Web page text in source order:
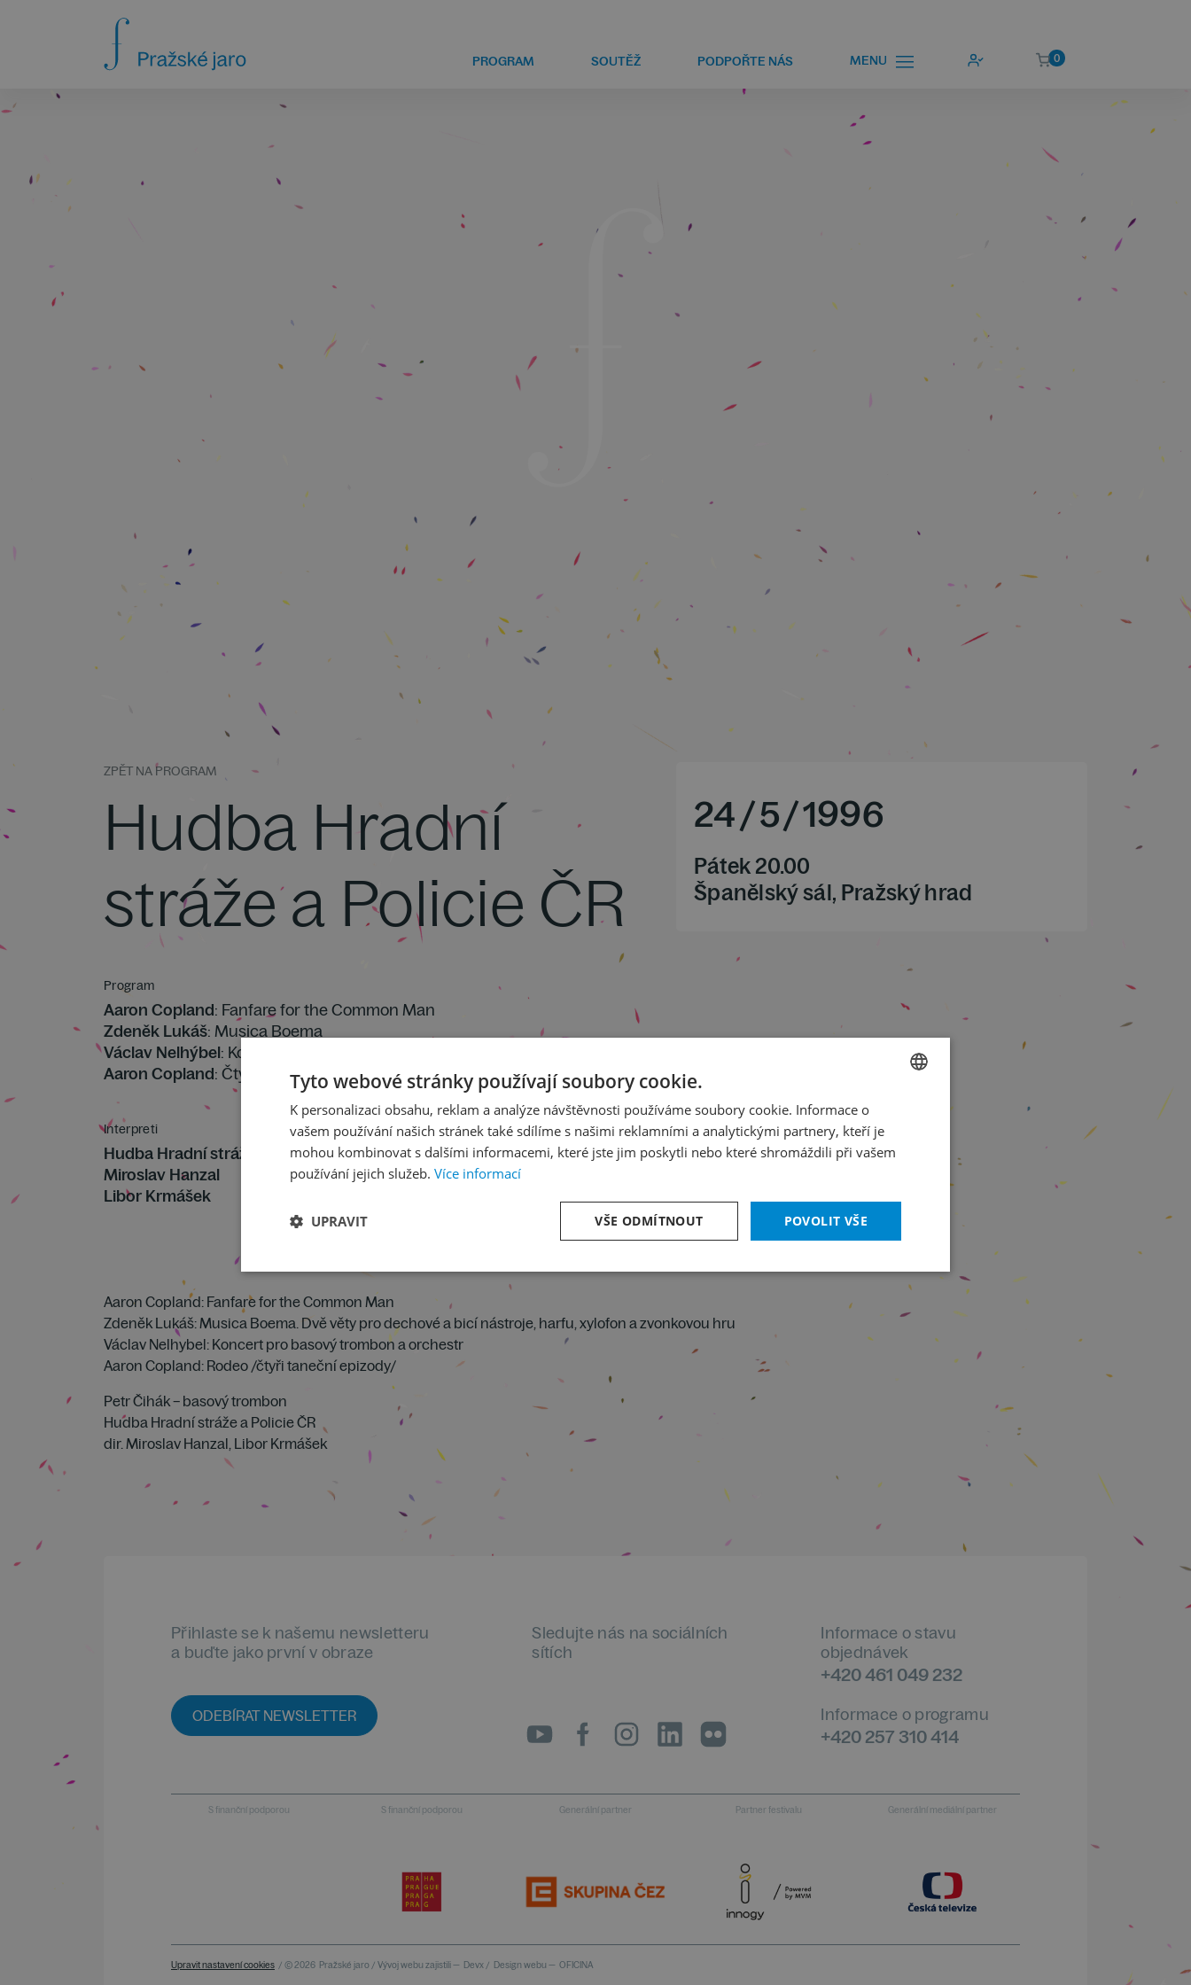
PROGRAM SOUTĚŽ PODPOŘTE NÁS MENU 0
ZPĚT NA PROGRAM
Hudba Hradní
stráže a Policie ČR
Program
Aaron Copland: Fanfare for the Common Man
Zdeněk Lukáš: Musica Boema
Václav Nelhýbel: Koncert pro basový trombon a orchestr
Aaron Copland: Čtyři taneční epizody z baletu Rodeo
Interpreti
Hudba Hradní stráže a Policie ČR– dechový
Miroslav Hanzal
Libor Krmášek
24/5/1996
Pátek 20.00
Španělský sál, Pražský hrad
Aaron Copland: Fanfare for the Common Man
Zdeněk Lukáš: Musica Boema. Dvě věty pro dechové a bicí nástroje, harfu, xylofon a zvonkovou hru
Václav Nelhybel: Koncert pro basový trombon a orchestr
Aaron Copland: Rodeo /čtyři taneční epizody/
Petr Čihák – basový trombon
Hudba Hradní stráže a Policie ČR
dir. Miroslav Hanzal, Libor Krmášek
Přihlaste se k našemu newsletteru
a buďte jako první v obraze
ODEBÍRAT NEWSLETTER
Sledujte nás na sociálních
sítích
Informace o stavu
objednávek
+420 461 049 232
Informace o programu
+420 257 310 414
S finanční podporou S finanční podporou Generální partner Partner festivalu Generální mediální partner
Upravit nastavení cookies / © 2026 Pražské jaro / Vývoj webu zajistili — Devx / Design webu — OFICINA
ENGLISH
Tyto webové stránky používají soubory cookie.
K personalizaci obsahu, reklam a analýze návštěvnosti používáme soubory cookie. Informace o
vašem používání našich stránek také sdílíme s našimi reklamními a analytickými partnery, kteří je
mohou kombinovat s dalšími informacemi, které jste jim poskytli nebo které shromáždili při vašem
používání jejich služeb. Více informací
POVOLIT VŠE
VŠE ODMÍTNOUT
UPRAVIT